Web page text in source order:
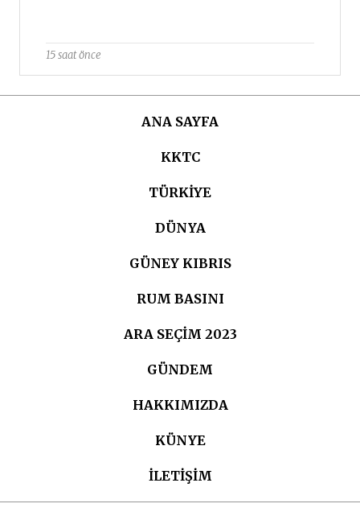
15 saat önce
ANA SAYFA
KKTC
TÜRKIYE
DÜNYA
GÜNEY KIBRIS
RUM BASINI
ARA SEÇIM 2023
GÜNDEM
HAKKIMIZDA
KÜNYE
İLETİŞİM